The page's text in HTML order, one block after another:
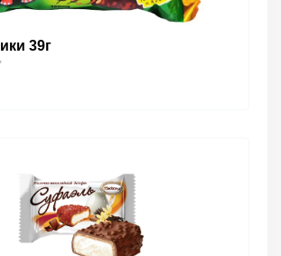
39г